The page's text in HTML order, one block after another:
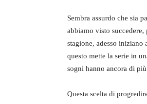
Sembra assurdo che sia
abbiamo visto succedere,
stagione, adesso iniziano
questo mette la serie in
sogni hanno ancora di
Questa scelta di